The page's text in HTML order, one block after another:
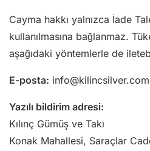
Cayma hakkı yalnızca İade
kullanılmasına bağlanmaz.
aşağıdaki yöntemlerle de
E-posta: info@kilincsilver.com
Yazılı bildirim adresi:
Kılınç Gümüş ve Takı
Konak Mahallesi, Saraçlar